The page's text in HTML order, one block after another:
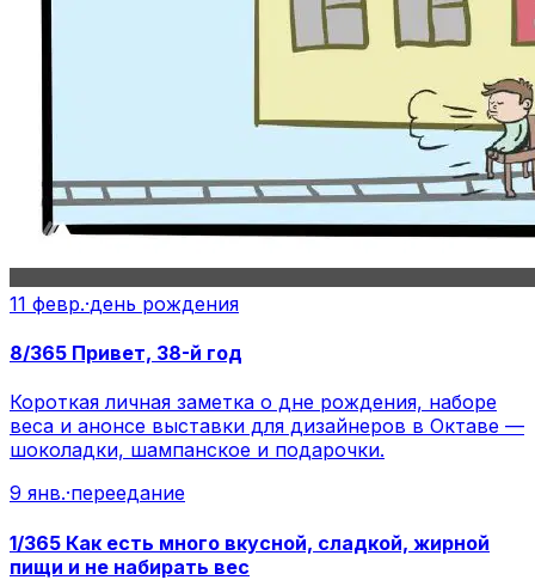
11 февр.·день рождения
8/365 Привет, 38-й год
Короткая личная заметка о дне рождения, наборе
веса и анонсе выставки для дизайнеров в Октаве —
шоколадки, шампанское и подарочки.
9 янв.·переедание
1/365 Как есть много вкусной, сладкой, жирной
пищи и не набирать вес